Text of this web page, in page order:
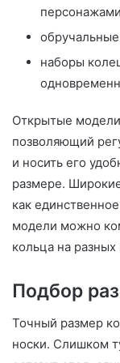
наборы
Открытые
позволяющий
и носить его
размере.
как
модели можно
кольца на разных
Подбор
Точный размер
носки. Слишком